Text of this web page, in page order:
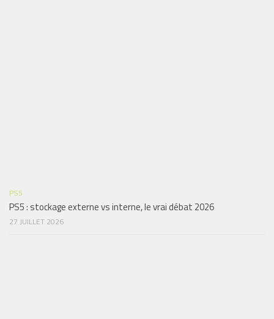
PS5
PS5 : stockage externe vs interne, le vrai débat 2026
27 JUILLET 2026